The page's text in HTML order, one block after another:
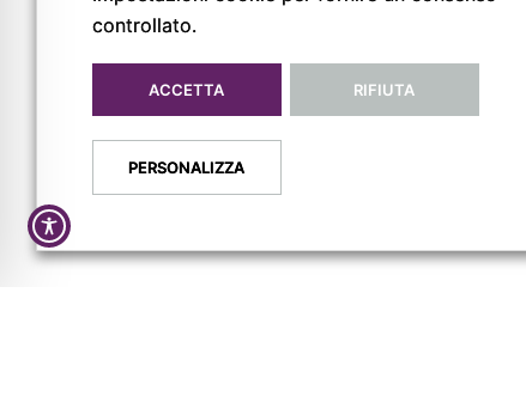
© Copyright 2026
Pigreco Srl Unipersonale
P. IVA: 02789840341
REA: PR-267093
controllato.
ACCETTA RIFIUTA
PERSONALIZZA